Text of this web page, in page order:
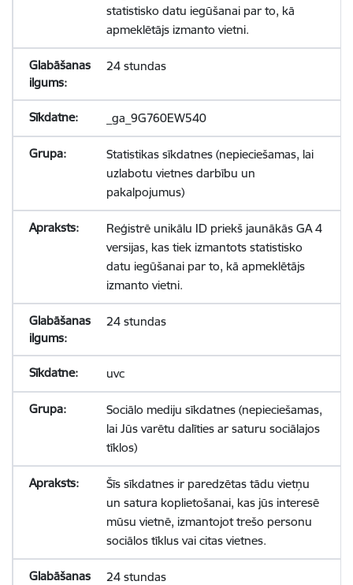
statistisko datu iegūšanai par to, kā
apmeklētājs izmanto vietni.
24 stundas
_ga_9G760EW540
Statistikas sīkdatnes (nepieciešamas, lai
uzlabotu vietnes darbību un
pakalpojumus)
Reģistrē unikālu ID priekš jaunākās GA 4
versijas, kas tiek izmantots statistisko
datu iegūšanai par to, kā apmeklētājs
izmanto vietni.
24 stundas
uvc
Sociālo mediju sīkdatnes (nepieciešamas,
lai Jūs varētu dalīties ar saturu sociālajos
tīklos)
Šīs sīkdatnes ir paredzētas tādu vietņu
un satura koplietošanai, kas jūs interesē
mūsu vietnē, izmantojot trešo personu
sociālos tīklus vai citas vietnes.
24 stundas